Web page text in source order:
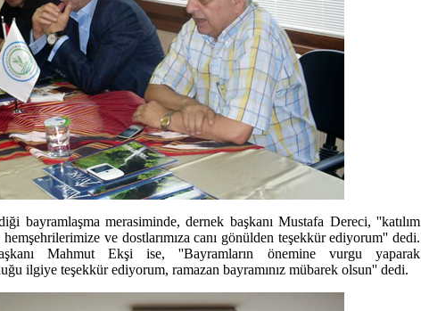
bayramlaşma merasiminde, dernek başkanı Mustafa Dereci, ''katılım
ve dostlarımıza canı gönülden teşekkür ediyorum'' dedi.
Mahmut Ekşi ise, ''Bayramların önemine vurgu yaparak
ilgiye teşekkür ediyorum, ramazan bayramınız mübarek olsun'' dedi.